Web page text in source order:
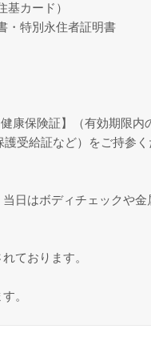
カード）
特別永住者証明書
保険証】（有効期限内
受給証など）をご持参
日はボディチェックや
ております。
。